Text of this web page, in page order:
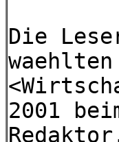
Die
2001